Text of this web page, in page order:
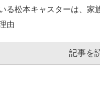
る松本キャスターは、家
由
記事を